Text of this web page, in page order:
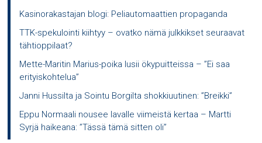
Kasinorakastajan blogi: Peliautomaattien propaganda
TTK-spekulointi kiihtyy – ovatko nämä julkkikset seuraavat
tähtioppilaat?
Mette-Maritin Marius-poika lusii ökypuitteissa – ”Ei saa
erityiskohtelua”
Janni Hussilta ja Sointu Borgilta shokkiuutinen: ”Breikki”
Eppu Normaali nousee lavalle viimeistä kertaa – Martti
Syrjä haikeana: ”Tässä tämä sitten oli”